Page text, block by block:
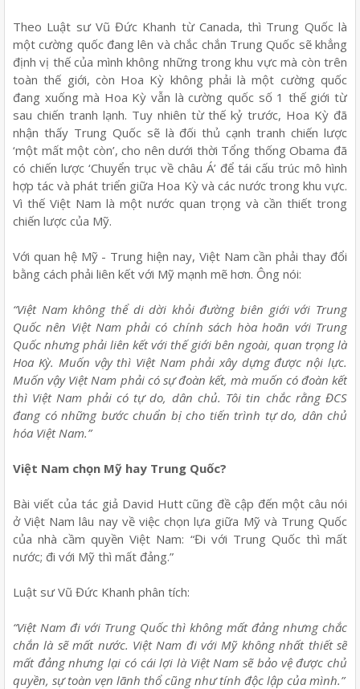
Theo Luật sư Vũ Đức Khanh từ Canada, thì Trung Quốc là
một cường quốc đang lên và chắc chắn Trung Quốc sẽ khẳng
định vị thế của mình không những trong khu vực mà còn trên
toàn thế giới, còn Hoa Kỳ không phải là một cường quốc
đang xuống mà Hoa Kỳ vẫn là cường quốc số 1 thế giới từ
sau chiến tranh lạnh. Tuy nhiên từ thế kỷ trước, Hoa Kỳ đã
nhận thấy Trung Quốc sẽ là đối thủ cạnh tranh chiến lược
‘một mất một còn’, cho nên dưới thời Tổng thống Obama đã
có chiến lược ‘Chuyển trục về châu Á’ để tái cấu trúc mô hình
hợp tác và phát triển giữa Hoa Kỳ và các nước trong khu vực.
Vì thế Việt Nam là một nước quan trọng và cần thiết trong
chiến lược của Mỹ.
Với quan hệ Mỹ - Trung hiện nay, Việt Nam cần phải thay đổi
bằng cách phải liên kết với Mỹ mạnh mẽ hơn. Ông nói:
“Việt Nam không thể di dời khỏi đường biên giới với Trung
Quốc nên Việt Nam phải có chính sách hòa hoãn với Trung
Quốc nhưng phải liên kết với thế giới bên ngoài, quan trọng là
Hoa Kỳ. Muốn vậy thì Việt Nam phải xây dựng được nội lực.
Muốn vậy Việt Nam phải có sự đoàn kết, mà muốn có đoàn kết
thì Việt Nam phải có tự do, dân chủ. Tôi tin chắc rằng ĐCS
đang có những bước chuẩn bị cho tiến trình tự do, dân chủ
hóa Việt Nam.”
Việt Nam chọn Mỹ hay Trung Quốc?
Bài viết của tác giả David Hutt cũng đề cập đến một câu nói
ở Việt Nam lâu nay về việc chọn lựa giữa Mỹ và Trung Quốc
của nhà cầm quyền Việt Nam: “Đi với Trung Quốc thì mất
nước; đi với Mỹ thì mất đảng.”
Luật sư Vũ Đức Khanh phân tích:
“Việt Nam đi với Trung Quốc thì không mất đảng nhưng chắc
chắn là sẽ mất nước. Việt Nam đi với Mỹ không nhất thiết sẽ
mất đảng nhưng lại có cái lợi là Việt Namsẽ bảo vệ được chủ
quyền, sự toàn vẹn lãnh thổ cũng như tính độc lập của mình.”